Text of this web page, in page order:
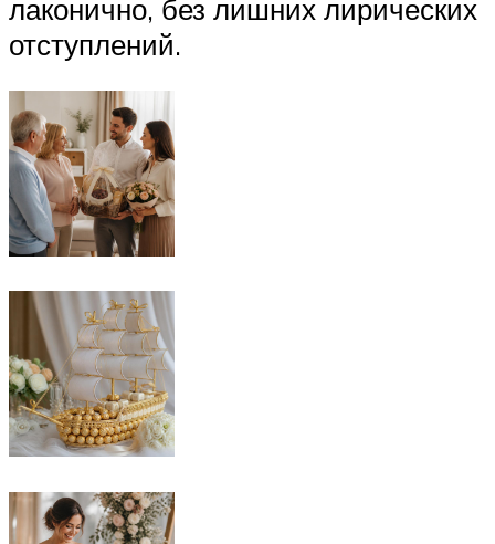
лаконично, без лишних лирических
отступлений.